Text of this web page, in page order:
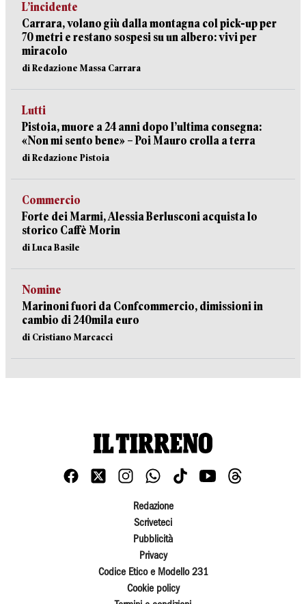
L’incidente
Carrara, volano giù dalla montagna col pick-up per
70 metri e restano sospesi su un albero: vivi per
miracolo
di Redazione Massa Carrara
Lutti
Pistoia, muore a 24 anni dopo l’ultima consegna:
«Non mi sento bene» – Poi Mauro crolla a terra
di Redazione Pistoia
Commercio
Forte dei Marmi, Alessia Berlusconi acquista lo
storico Caffè Morin
di Luca Basile
Nomine
Marinoni fuori da Confcommercio, dimissioni in
cambio di 240mila euro
di Cristiano Marcacci
Redazione
Scriveteci
Pubblicità
Privacy
Codice Etico e Modello 231
Cookie policy